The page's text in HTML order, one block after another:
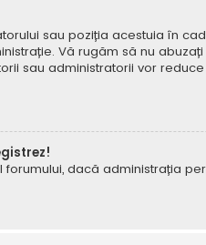
sau poziția acestuia în
Vă rugăm să nu
sau administratorii vor
dacă administrația